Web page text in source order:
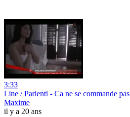
3:33
Line / Parienti - Ca ne se commande pas
Maxime
il y a 20 ans